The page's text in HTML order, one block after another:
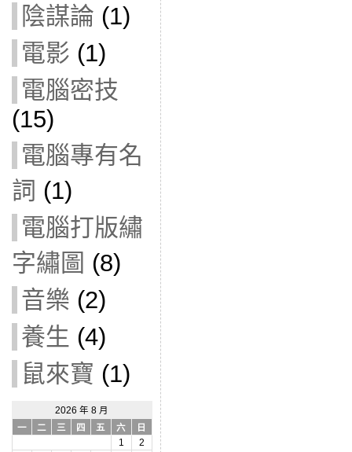
陰謀論 (1)
電影 (1)
電腦密技
(15)
電腦專有名
詞 (1)
電腦打版繡
字繡圖 (8)
音樂 (2)
養生 (4)
鼠來寶 (1)
2026 年 8 月
一
二 三 四 五 六
日
1
2